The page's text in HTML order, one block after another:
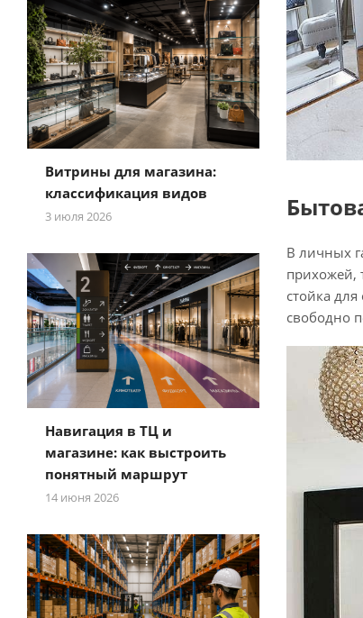
В личных
прихожей,
стойка
свободно
Витрины для магазина:
классификация видов
3 июля 2026
Навигация в ТЦ и
магазине: как выстроить
понятный маршрут
14 июня 2026